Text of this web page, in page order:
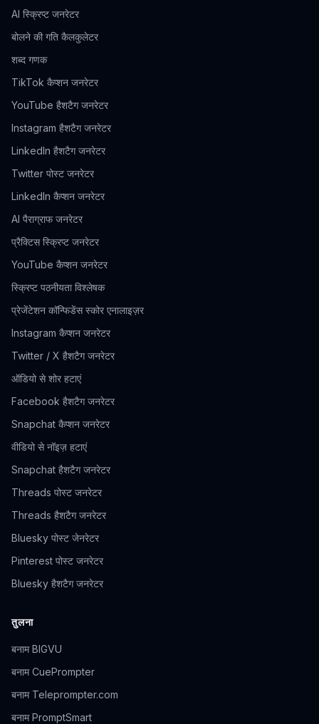
AI स्क्रिप्ट जनरेटर
बोलने की गति कैलकुलेटर
शब्द गणक
TikTok कैप्शन जनरेटर
YouTube हैशटैग जनरेटर
Instagram हैशटैग जनरेटर
LinkedIn हैशटैग जनरेटर
Twitter पोस्ट जनरेटर
LinkedIn कैप्शन जनरेटर
AI पैराग्राफ जनरेटर
प्रैक्टिस स्क्रिप्ट जनरेटर
YouTube कैप्शन जनरेटर
स्क्रिप्ट पठनीयता विश्लेषक
प्रेजेंटेशन कॉन्फिडेंस स्कोर एनालाइज़र
Instagram कैप्शन जनरेटर
Twitter / X हैशटैग जनरेटर
ऑडियो से शोर हटाएं
Facebook हैशटैग जनरेटर
Snapchat कैप्शन जनरेटर
वीडियो से नॉइज़ हटाएं
Snapchat हैशटैग जनरेटर
Threads पोस्ट जनरेटर
Threads हैशटैग जनरेटर
Bluesky पोस्ट जेनरेटर
Pinterest पोस्ट जनरेटर
Bluesky हैशटैग जनरेटर
तुलना
बनाम BIGVU
बनाम CuePrompter
बनाम Teleprompter.com
बनाम PromptSmart